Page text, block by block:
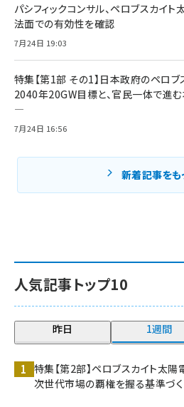
人気記事トップ10
昨日 1週間
特集【第2部】ペロブスカイト太
次世代市場の覇権を握る基準づ
パシフィックコンサル、ペロブスカイ
法面での有効性を確認
7月24日 19:03
特集【第1部 その1】日本政府のペロ
2040年20GW目標と、官民一体で進
―
7月24日 16:56
新着記事をも